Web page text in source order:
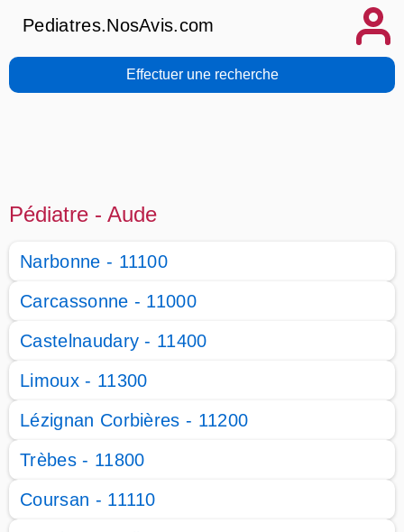
Pediatres.NosAvis.com
Effectuer une recherche
Pédiatre - Aude
Narbonne - 11100
Carcassonne - 11000
Castelnaudary - 11400
Limoux - 11300
Lézignan Corbières - 11200
Trèbes - 11800
Coursan - 11110